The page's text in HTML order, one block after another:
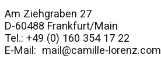
Am Ziehgraben 27
D-60488 Frankfurt/Main
Tel.: +49 (0) 160 354 17 22
E-Mail: mail@camille-lorenz.com